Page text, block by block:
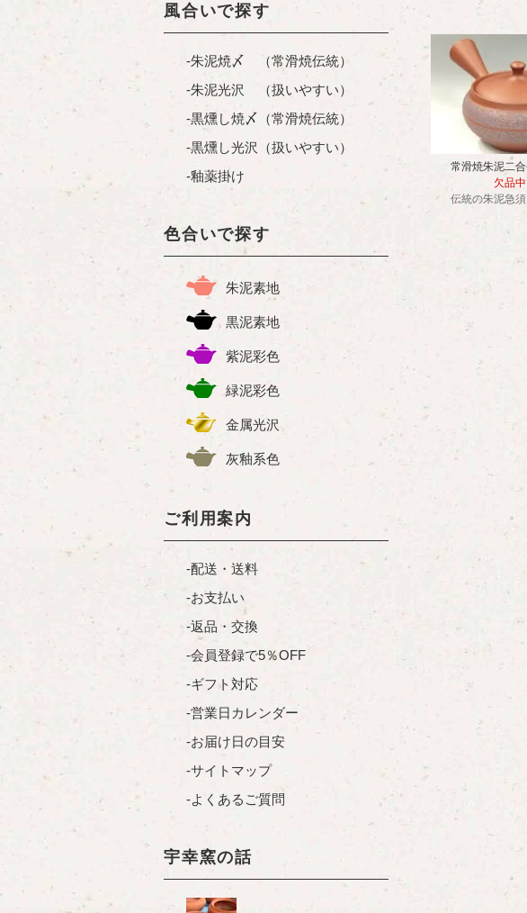
常滑焼朱泥二
欠品
伝統の朱泥急
風合いで探す
朱泥焼〆 （常滑焼伝統）
朱泥光沢 （扱いやすい）
黒燻し焼〆（常滑焼伝統）
黒燻し光沢（扱いやすい）
釉薬掛け
色合いで探す
朱泥素地
黒泥素地
紫泥彩色
緑泥彩色
金属光沢
灰釉系色
ご利用案内
配送・送料
お支払い
返品・交換
会員登録で5％OFF
ギフト対応
営業日カレンダー
お届け日の目安
サイトマップ
よくあるご質問
宇幸窯の話